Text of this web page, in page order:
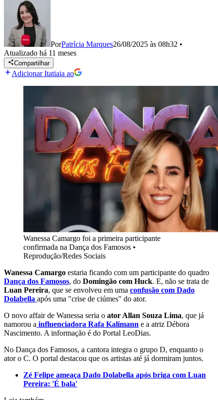
PorPatrícia Marques26/08/2025 às 08h32 •
Atualizado há 11 meses
Compartilhar
Adicionar Itatiaia ao
Wanessa Camargo foi a primeira participante
confirmada na Dança dos Famosos •
Reprodução/Redes Sociais
Wanessa Camargo estaria ficando com um participante do quadro
Dança dos Famosos, do Domingão com Huck. E, não se trata de
Luan Pereira, que se envolveu em uma confusão com Dado
Dolabella após uma "crise de ciúmes" do ator.
O novo affair de Wanessa seria o ator Allan Souza Lima, que já
namorou a influenciadora Rafa Kalimann e a atriz Débora
Nascimento. A informação é do Portal LeoDias.
No Dança dos Famosos, a cantora integra o grupo D, enquanto o
ator o C. O portal destacou que os artistas até já dormiram juntos.
Zé Felipe ameaça Dado Dolabella após briga com Luan
Pereira: 'É bala'